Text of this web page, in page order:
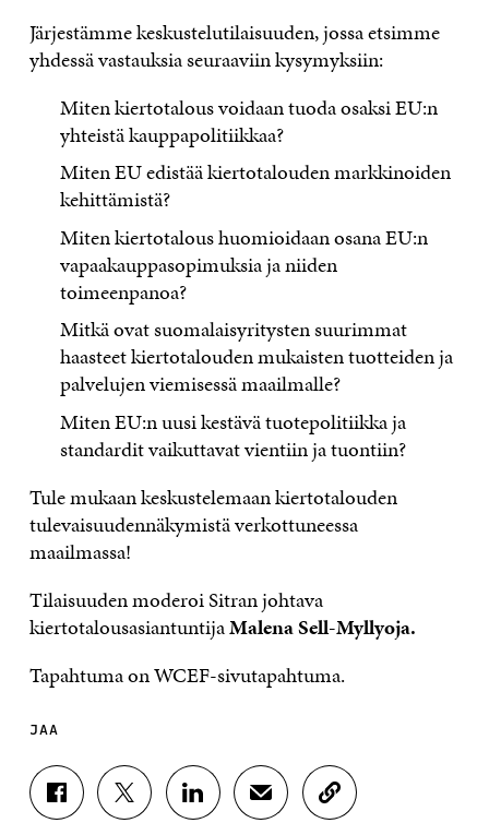
Järjestämme keskustelutilaisuuden, jossa etsimme
yhdessä vastauksia seuraaviin kysymyksiin:
Miten kiertotalous voidaan tuoda osaksi EU:n
yhteistä kauppapolitiikkaa?
Miten EU edistää kiertotalouden markkinoiden
kehittämistä?
Miten kiertotalous huomioidaan osana EU:n
vapaakauppasopimuksia ja niiden
toimeenpanoa?
Mitkä ovat suomalaisyritysten suurimmat
haasteet kiertotalouden mukaisten tuotteiden ja
palvelujen viemisessä maailmalle?
Miten EU:n uusi kestävä tuotepolitiikka ja
standardit vaikuttavat vientiin ja tuontiin?
Tule mukaan keskustelemaan kiertotalouden
tulevaisuudennäkymistä verkottuneessa
maailmassa!
Tilaisuuden moderoi Sitran johtava
kiertotalousasiantuntijaMalena Sell-Myllyoja.
Tapahtuma on WCEF-sivutapahtuma.
JAA
J
J
J
J
K